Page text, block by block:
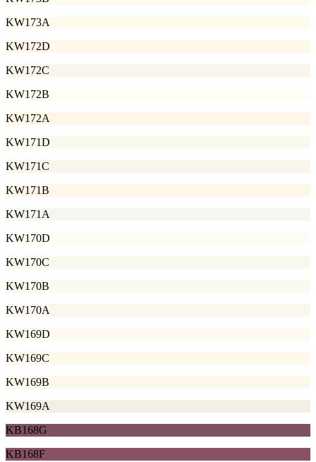
KW173A
KW172D
KW172C
KW172B
KW172A
KW171D
KW171C
KW171B
KW171A
KW170D
KW170C
KW170B
KW170A
KW169D
KW169C
KW169B
KW169A
KB168G
KB168F